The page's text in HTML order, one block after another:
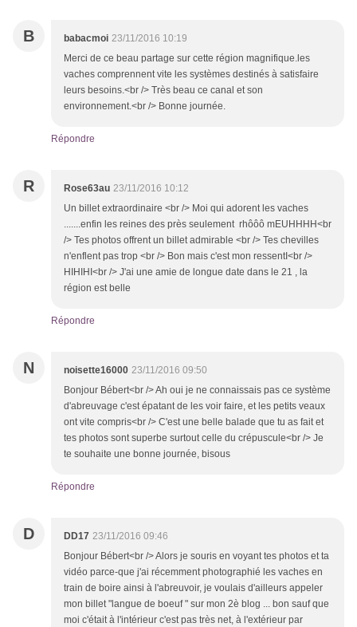
B babacmoi 23/11/2016 10:19
Merci de ce beau partage sur cette région magnifique.les
vaches comprennent vite les systèmes destinés à satisfaire
leurs besoins.<br /> Très beau ce canal et son
environnement.<br /> Bonne journée.
Répondre
R Rose63au 23/11/2016 10:12
Un billet extraordinaire <br /> Moi qui adorent les vaches
.......enfin les reines des près seulement rhôôô mEUHHHH<br
/> Tes photos offrent un billet admirable <br /> Tes chevilles
n'enflent pas trop <br /> Bon mais c'est mon ressentI<br />
HIHIHI<br /> J'ai une amie de longue date dans le 21 , la
région est belle
Répondre
N noisette16000 23/11/2016 09:50
Bonjour Bébert<br /> Ah oui je ne connaissais pas ce système
d'abreuvage c'est épatant de les voir faire, et les petits veaux
ont vite compris<br /> C'est une belle balade que tu as fait et
tes photos sont superbe surtout celle du crépuscule<br /> Je
te souhaite une bonne journée, bisous
Répondre
D DD17 23/11/2016 09:46
Bonjour Bébert<br /> Alors je souris en voyant tes photos et ta
vidéo parce-que j'ai récemment photographié les vaches en
train de boire ainsi à l'abreuvoir, je voulais d'ailleurs appeler
mon billet "langue de boeuf " sur mon 2è blog ... bon sauf que
moi c'était à l'intérieur c'est pas très net, à l'extérieur par